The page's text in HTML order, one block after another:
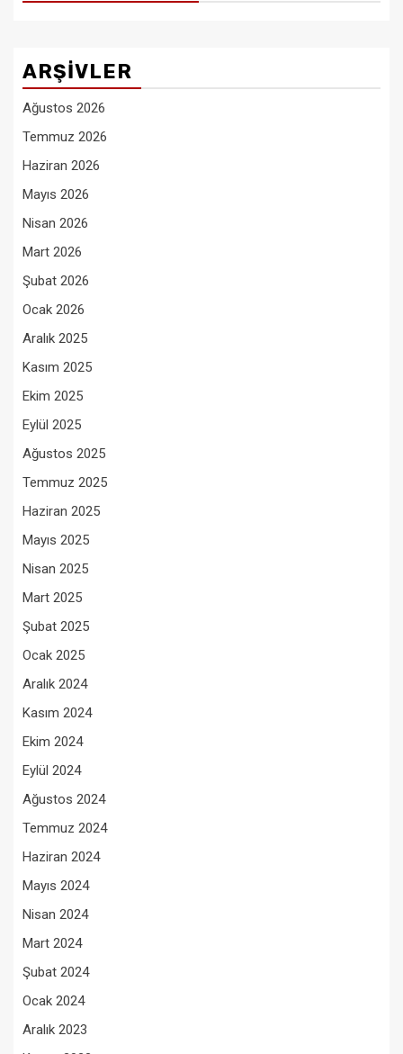
ARŞIVLER
Ağustos 2026
Temmuz 2026
Haziran 2026
Mayıs 2026
Nisan 2026
Mart 2026
Şubat 2026
Ocak 2026
Aralık 2025
Kasım 2025
Ekim 2025
Eylül 2025
Ağustos 2025
Temmuz 2025
Haziran 2025
Mayıs 2025
Nisan 2025
Mart 2025
Şubat 2025
Ocak 2025
Aralık 2024
Kasım 2024
Ekim 2024
Eylül 2024
Ağustos 2024
Temmuz 2024
Haziran 2024
Mayıs 2024
Nisan 2024
Mart 2024
Şubat 2024
Ocak 2024
Aralık 2023